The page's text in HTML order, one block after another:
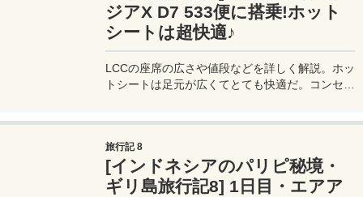
ジアX D7 533便に搭乗!ホット
シートは超快適♪
LCCの座席の広さや値段などを詳しく解説。ホッ
トシートは足元が広くてとても快適だ。コンセン
旅行記 8
[インドネシアのパリピ秘境・
ギリ島旅行記8] 1日目・エアア